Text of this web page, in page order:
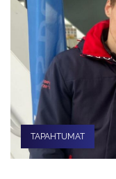
TAPAHTUMAT